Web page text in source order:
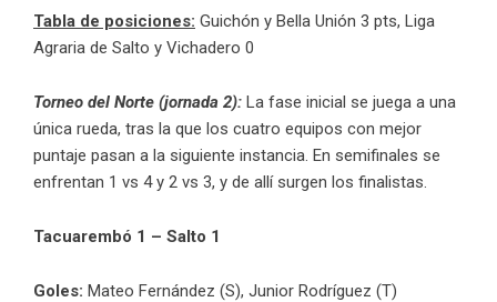
Tabla de posiciones: Guichón y Bella Unión 3 pts, Liga
Agraria de Salto y Vichadero 0
Torneo del Norte (jornada 2): La fase inicial se juega a una
única rueda, tras la que los cuatro equipos con mejor
puntaje pasan a la siguiente instancia. En semifinales se
enfrentan 1 vs 4 y 2 vs 3, y de allí surgen los finalistas.
Tacuarembó 1 – Salto 1
Goles: Mateo Fernández (S), Junior Rodríguez (T)